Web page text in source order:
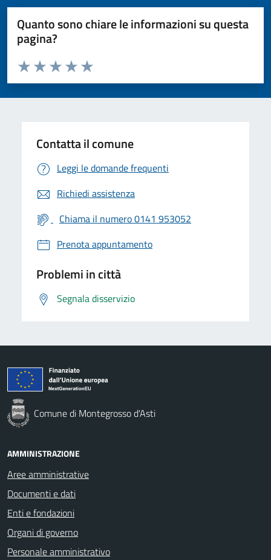
Quanto sono chiare le informazioni su questa
pagina?
Valuta da 1 a 5 stelle la pagina
Valuta 5 stelle su 5
Valuta 4 stelle su 5
Valuta 3 stelle su 5
Valuta 2 stelle su 5
Valuta 1 stelle su 5
Contatta il comune
Leggi le domande frequenti
Richiedi assistenza
Chiama il numero 0141 953052
Prenota appuntamento
Problemi in città
Segnala disservizio
Comune di Montegrosso d'Asti
AMMINISTRAZIONE
Aree amministrative
Documenti e dati
Enti e fondazioni
Organi di governo
Personale amministrativo